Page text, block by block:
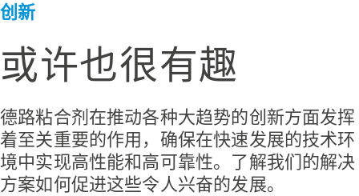
创新
或许也很有趣
德路粘合剂在推动各种大趋势的创新方面发挥
着至关重要的作用，确保在快速发展的技术环
境中实现高性能和高可靠性。了解我们的解决
方案如何促进这些令人兴奋的发展。